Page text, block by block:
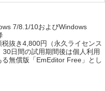
7/8.1/10およびWindows
抜き4,800円（永久ライセンス
30日間の試用期間後は個人利用
無償版「EmEditor Free」とし